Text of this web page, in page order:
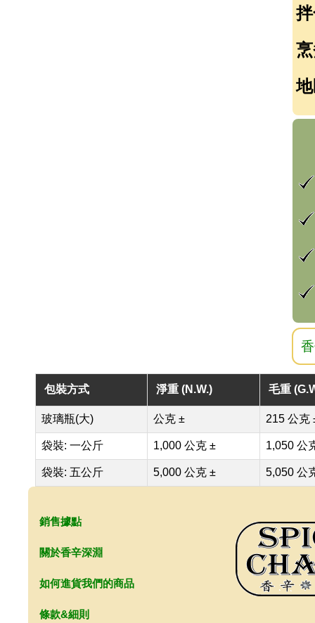
包裝方式 淨重 (N.W.) 毛重
玻璃瓶(大) 公克 ± 215 公克
袋裝: 一公斤 1,000 公克 ± 1,050 公
袋裝: 五公斤 5,000 公克 ± 5,050 公
銷售據點
關於香辛深淵
如何進貨我們的商品
條款&細則